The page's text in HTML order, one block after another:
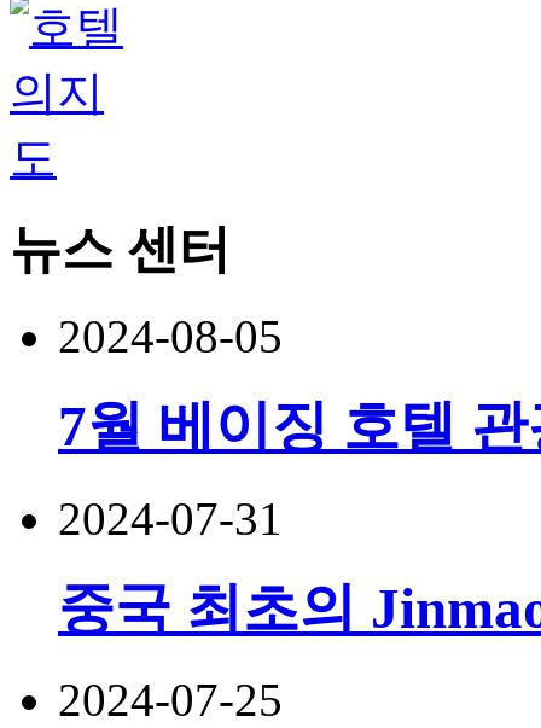
뉴스 센터
2024-08-05
7월 베이징 호텔
2024-07-31
중국 최초의
2024-07-25